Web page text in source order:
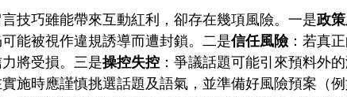
技巧雖能帶來互動紅利，卻存在幾項風險。一是政
能被視作違規誘導而遭封鎖。二是信任風險：若真
將受損。三是操控失控 ：爭議話題可能引來預料外
施時應謹慎挑選話題及語氣，並準備好風險預案（